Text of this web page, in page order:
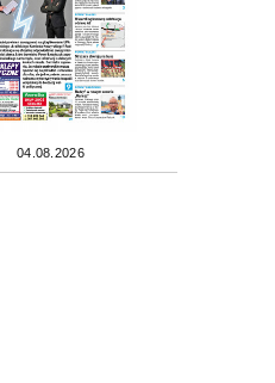
04.08.2026